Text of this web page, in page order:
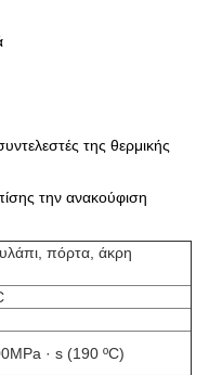
της θερμικής
την ανακούφιση
πόρτα, άκρη
· s (190 ºC)